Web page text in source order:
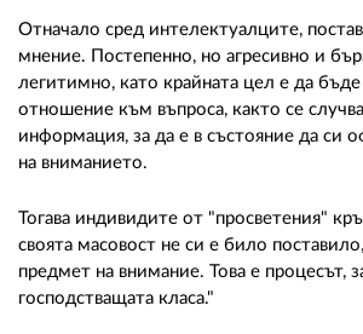
Отначало сред интелектуалците,
мнение. Постепенно, но агресивно и
легитимно, като крайната цел е да
отношение към въпроса, както се
информация, за да е в състояние да
на вниманието.
Тогава индивидите от "просветения"
своята масовост не си е било
предмет на внимание. Това е процесът,
господстващата класа."